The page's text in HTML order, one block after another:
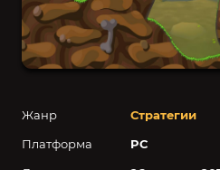
Жанр
Стратегии
Платформа
PC